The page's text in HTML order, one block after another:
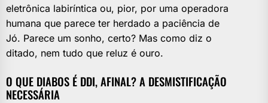
eletrônica labiríntica ou, pior, por uma operadora
humana que parece ter herdado a paciência de
Jó. Parece um sonho, certo? Mas como diz o
ditado, nem tudo que reluz é ouro.
O QUE DIABOS É DDI, AFINAL? A DESMISTIFICAÇÃO
NECESSÁRIA